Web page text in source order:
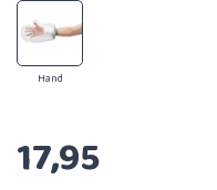
Hand
17,95